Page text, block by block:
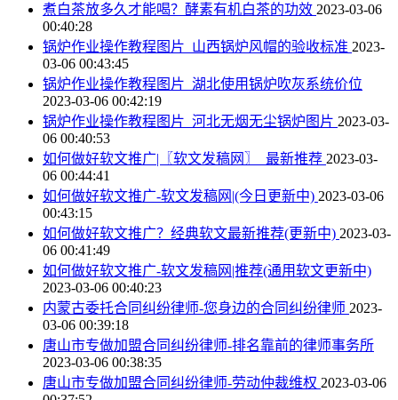
煮白茶放多久才能喝？酵素有机白茶的功效 2023-03-06
00:40:28
锅炉作业操作教程图片_山西锅炉风帽的验收标准 2023-
03-06 00:43:45
锅炉作业操作教程图片_湖北使用锅炉吹灰系统价位
2023-03-06 00:42:19
锅炉作业操作教程图片_河北无烟无尘锅炉图片 2023-03-
06 00:40:53
如何做好软文推广|〖软文发稿网〗_最新推荐 2023-03-
06 00:44:41
如何做好软文推广-软文发稿网|(今日更新中) 2023-03-06
00:43:15
如何做好软文推广？经典软文最新推荐(更新中) 2023-03-
06 00:41:49
如何做好软文推广-软文发稿网|推荐(通用软文更新中)
2023-03-06 00:40:23
内蒙古委托合同纠纷律师-您身边的合同纠纷律师 2023-
03-06 00:39:18
唐山市专做加盟合同纠纷律师-排名靠前的律师事务所
2023-03-06 00:38:35
唐山市专做加盟合同纠纷律师-劳动仲裁维权 2023-03-06